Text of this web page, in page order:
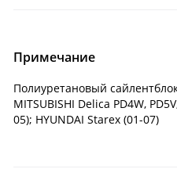
Примечание
Полиуретановый
MITSUBISHI Delica PD4W,
05); HYUNDAI Starex (01-07)